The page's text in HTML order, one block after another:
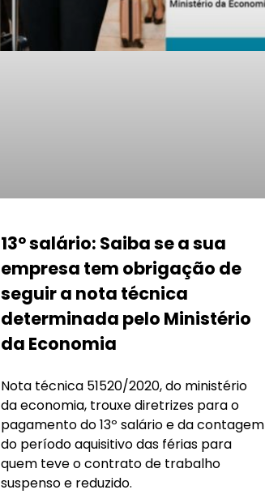
13° salário: Saiba se a sua
empresa tem obrigação de
seguir a nota técnica
determinada pelo Ministério
da Economia
Nota técnica 51520/2020, do ministério
da economia, trouxe diretrizes para o
pagamento do 13º salário e da contagem
do período aquisitivo das férias para
quem teve o contrato de trabalho
suspenso e reduzido.